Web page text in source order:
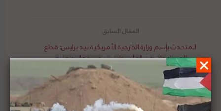
المتحدث بإسم وزارة الخارجية الأمريكية نيد برايس: قطع
المساعدات عن الفلسطينيين غير فعال ونعتزم
استئناف مساعداتنا المالية